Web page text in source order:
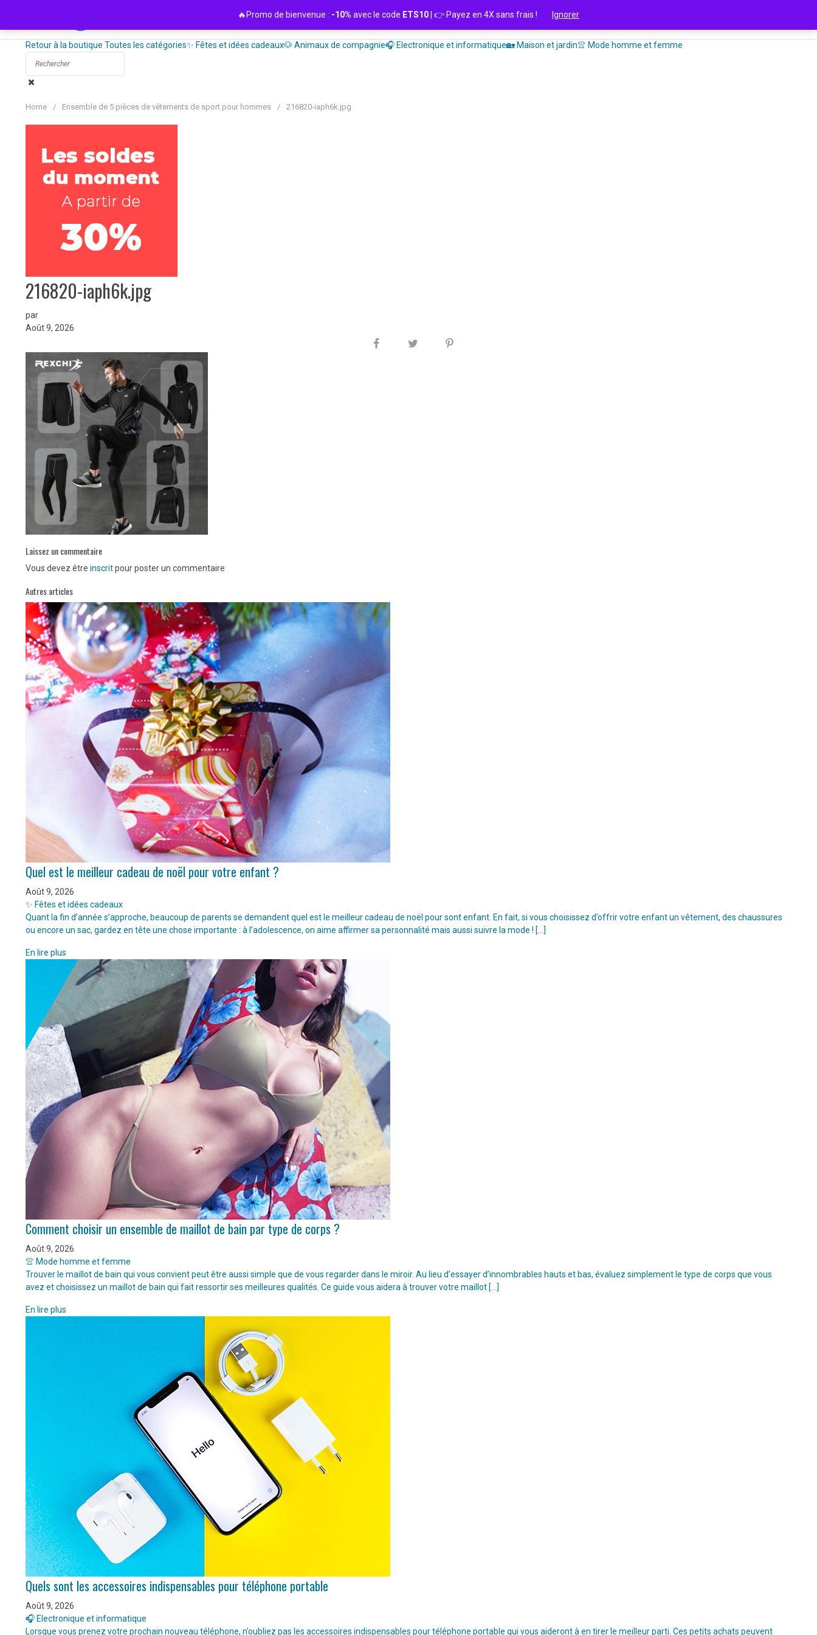
contenu
Retour à la boutique Toutes les catégories✨ Fêtes et idées cadeaux🐶 Animaux de compagnie🎧 Electronique et informatique🏡 Maison et jardin👚 Mode homme et femme
Home / Ensemble de 5 pièces de vêtements de sport pour hommes / 216820-iaph6k.jpg
216820-iaph6k.jpg
par
Août 9, 2026
Laissez un commentaire
Vous devez être inscritpour poster un commentaire
Autres articles
Quel est le meilleur cadeau de noël pour votre enfant ?
Août 9, 2026
✨ Fêtes et idées cadeaux
Quant la fin d’année s’approche, beaucoup de parents se demandent quel est le meilleur cadeau de noël pour sont enfant. En fait, si vous choisissez d’offrir votre enfant un vêtement, des chaussures
ou encore un sac, gardez en tête une chose importante : à l’adolescence, on aime affirmer sa personnalité mais aussi suivre la mode ! […]
En lire plus
Comment choisir un ensemble de maillot de bain par type de corps ?
Août 9, 2026
👚 Mode homme et femme
Trouver le maillot de bain qui vous convient peut être aussi simple que de vous regarder dans le miroir. Au lieu d’essayer d’innombrables hauts et bas, évaluez simplement le type de corps que vous
avez et choisissez un maillot de bain qui fait ressortir ses meilleures qualités. Ce guide vous aidera à trouver votre maillot […]
En lire plus
Quels sont les accessoires indispensables pour téléphone portable
Août 9, 2026
🎧 Electronique et informatique
Lorsque vous prenez votre prochain nouveau téléphone, n’oubliez pas les accessoires indispensables pour téléphone portable qui vous aideront à en tirer le meilleur parti. Ces petits achats peuvent
🔥Promo de bienvenue : -10% avec le code ETS10 | 👉 Payez en 4X sans frais ! Ignorer